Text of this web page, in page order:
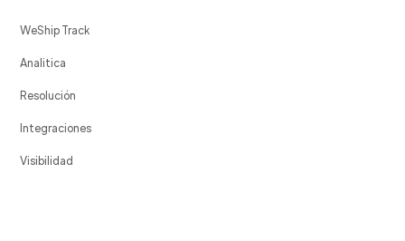
WeShip Track
Analitica
Resolución
Integraciones
Visibilidad